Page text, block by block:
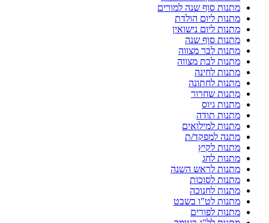
מתנות סוף שנה למורים
מתנות ליום הולדת
מתנות ליום נישואין
מתנות סוף שנה
מתנות לבר מצווה
מתנות לבת מצווה
מתנות לחינה
מתנות לחתונה
מתנות שחרור
מתנות גיוס
מתנות תודה
מתנות למילואים
מתנה למפקד/ת
מתנות לקיץ
מתנות לחג
מתנות לראש השנה
מתנות לסוכות
מתנות לחנוכה
מתנות לט"ו בשבט
מתנות לפורים